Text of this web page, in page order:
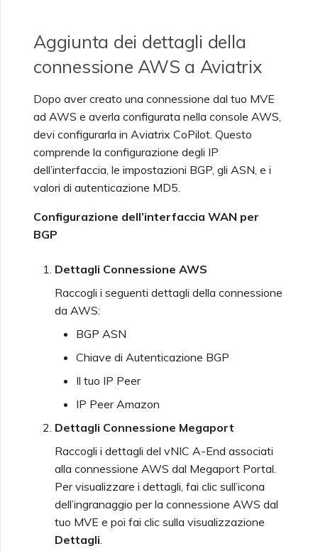
Aggiunta dei dettagli della
connessione AWS a Aviatrix
Dopo aver creato una connessione dal tuo MVE
ad AWS e averla configurata nella console AWS,
devi configurarla in Aviatrix CoPilot. Questo
comprende la configurazione degli IP
dell’interfaccia, le impostazioni BGP, gli ASN, e i
valori di autenticazione MD5.
Configurazione dell’interfaccia WAN per
BGP
Dettagli Connessione AWS
Raccogli i seguenti dettagli della connessione
da AWS:
BGP ASN
Chiave di Autenticazione BGP
Il tuo IP Peer
IP Peer Amazon
Dettagli Connessione Megaport
Raccogli i dettagli del vNIC A-End associati
alla connessione AWS dal Megaport Portal.
Per visualizzare i dettagli, fai clic sull’icona
dell’ingranaggio per la connessione AWS dal
tuo MVE e poi fai clic sulla visualizzazione
Dettagli.